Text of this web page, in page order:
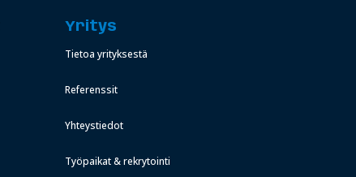
Yritys
Tietoa yrityksestä
Referenssit
Yhteystiedot
Työpaikat & rekrytointi